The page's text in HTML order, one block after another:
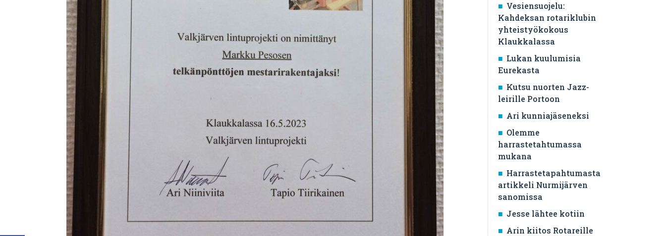
Vesiensuojelu:
Kahdeksan rotariklubin
yhteistyökokous
Klaukkalassa
Lukan kuulumisia
Eurekasta
Kutsu nuorten Jazz-
leirille Portoon
Ari kunniajäseneksi
Olemme
harrastetahtumassa
mukana
Harrastetapahtumasta
artikkeli Nurmijärven
sanomissa
Jesse lähtee kotiin
Arin kiitos Rotareille